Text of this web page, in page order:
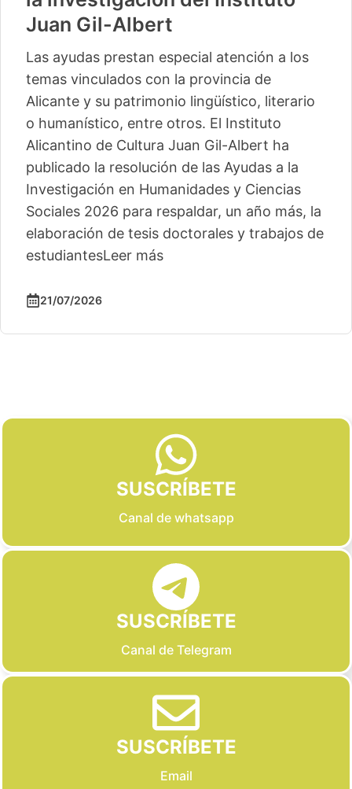
Juan Gil-Albert
Las ayudas prestan especial atención a los
temas vinculados con la provincia de
Alicante y su patrimonio lingüístico, literario
o humanístico, entre otros. El Instituto
Alicantino de Cultura Juan Gil-Albert ha
publicado la resolución de las Ayudas a la
Investigación en Humanidades y Ciencias
Sociales 2026 para respaldar, un año más, la
elaboración de tesis doctorales y trabajos de
estudiantesLeer más
21/07/2026
SUSCRÍBETE
Canal de whatsapp
SUSCRÍBETE
Canal de Telegram
SUSCRÍBETE
Email